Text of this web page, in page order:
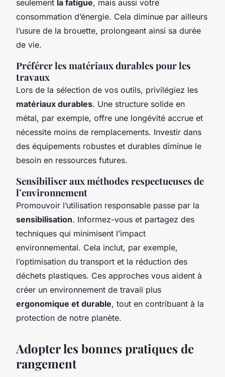
seulement la fatigue, mais aussi votre
consommation d’énergie. Cela diminue par ailleurs
l’usure de la brouette, prolongeant ainsi sa durée
de vie.
Préférer les matériaux durables pour les
travaux
Lors de la sélection de vos outils, privilégiez les
matériaux durables. Une structure solide en
métal, par exemple, offre une longévité accrue et
nécessite moins de remplacements. Investir dans
des équipements robustes et durables diminue le
besoin en ressources futures.
Sensibiliser aux méthodes respectueuses de
l’environnement
Promouvoir l’utilisation responsable passe par la
sensibilisation. Informez-vous et partagez des
techniques qui minimisent l’impact
environnemental. Cela inclut, par exemple,
l’optimisation du transport et la réduction des
déchets plastiques. Ces approches vous aident à
créer un environnement de travail plus
ergonomique et durable, tout en contribuant à la
protection de notre planète.
Adopter les bonnes pratiques de
rangement